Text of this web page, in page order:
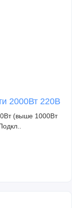
мм
2000Вт 220В
(выше 1000Вт